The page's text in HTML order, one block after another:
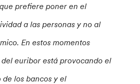
prefiere poner en el
a las personas y no al
En estos momentos
euribor está provocando el
los bancos y el